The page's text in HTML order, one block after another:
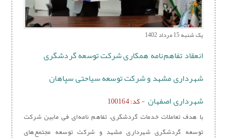
یک شنبه 15 مرداد 1402
انعقاد تفاهم‌نامه همکاری شرکت توسعه گردشگری
شهرداری مشهد و شرکت توسعه سیاحتی سپاهان
شهرداری اصفهان - کد: 100164
با هدف تعاملات خدمات گردشگری، تفاهم نامه‌ای فی مابین شرکت
توسعه گردشگری شهرداری مشهد و شرکت توسعه مجتمع‌های